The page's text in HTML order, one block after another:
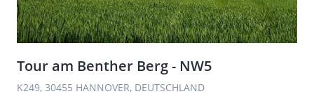
Tour am Benther Berg - NW5
K249, 30455 HANNOVER, DEUTSCHLAND